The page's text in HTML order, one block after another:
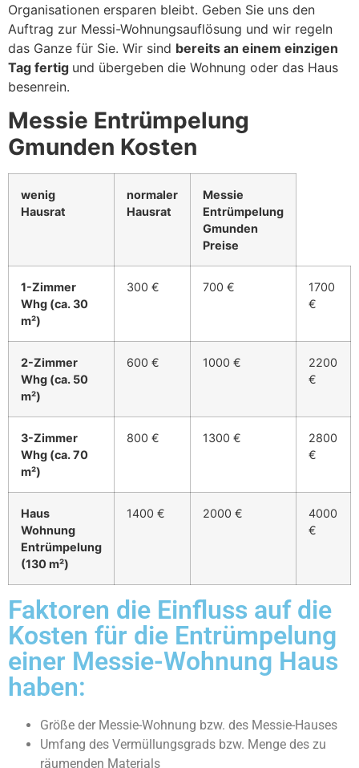
Organisationen ersparen bleibt. Geben Sie uns den
Auftrag zur Messi-Wohnungsauflösung und wir regeln
das Ganze für Sie. Wir sind bereits an einem einzigen
Tag fertig und übergeben die Wohnung oder das Haus
besenrein.
Messie Entrümpelung
Gmunden Kosten
wenig
Hausrat
normaler
Hausrat
Messie
Entrümpelung
Gmunden
Preise
1-Zimmer
Whg (ca. 30
m²)
300 € 700 €
1700
€
2-Zimmer
Whg (ca. 50
m²)
600 € 1000 €
2200
€
3-Zimmer
Whg (ca. 70
m²)
800 € 1300 €
2800
€
Haus
Wohnung
Entrümpelung
(130 m²)
1400 € 2000 €
4000
€
Faktoren die Einfluss auf die
Kosten für die Entrümpelung
einer Messie-Wohnung Haus
haben:
Größe der Messie-Wohnung bzw. des Messie-Hauses
Umfang des Vermüllungsgrads bzw. Menge des zu
räumenden Materials